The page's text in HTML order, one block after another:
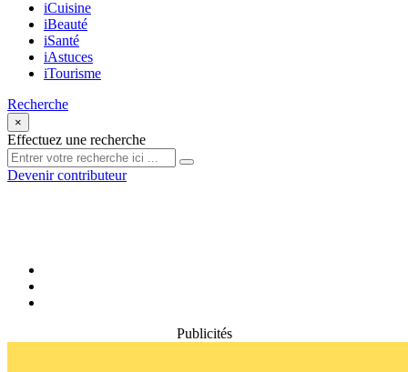
iCuisine
iBeauté
iSanté
iAstuces
iTourisme
Recherche
×
Effectuez une recherche
Devenir contributeur
Publicités